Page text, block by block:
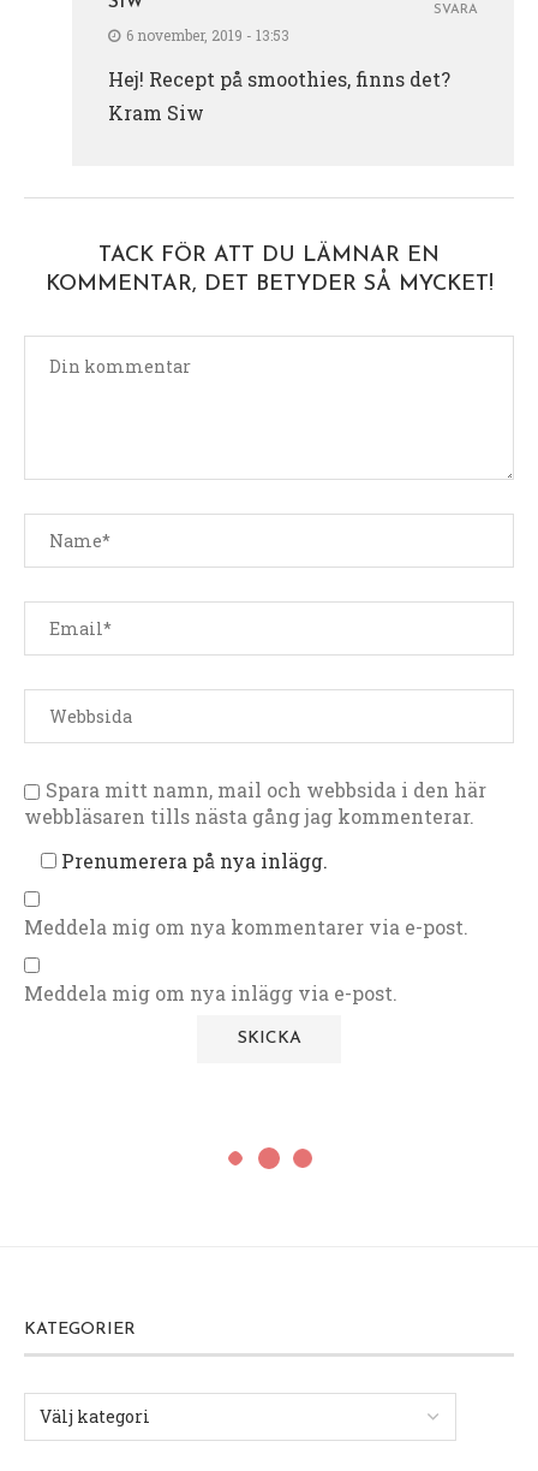
6 november, 2019 - 13:53
Hej! Recept på smoothies, finns det?
Kram Siw
SVARA
TACK FÖR ATT DU LÄMNAR EN
KOMMENTAR, DET BETYDER SÅ MYCKET!
Spara mitt namn, mail och webbsida i den här
webbläsaren tills nästa gång jag kommenterar.
Prenumerera på nya inlägg.
Meddela mig om nya kommentarer via e-post.
Meddela mig om nya inlägg via e-post.
KATEGORIER